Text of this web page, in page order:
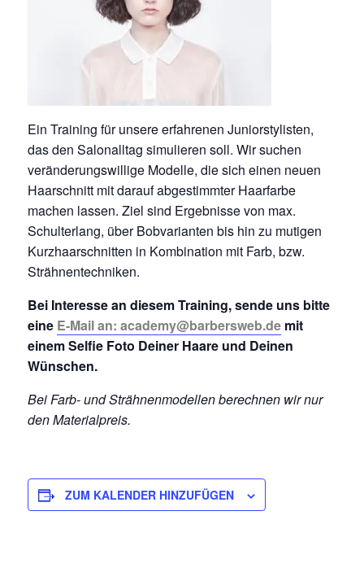
Ein Training für unsere erfahrenen Juniorstylisten,
das den Salonalltag simulieren soll. Wir suchen
veränderungswillige Modelle, die sich einen neuen
Haarschnitt mit darauf abgestimmter Haarfarbe
machen lassen. Ziel sind Ergebnisse von max.
Schulterlang, über Bobvarianten bis hin zu mutigen
Kurzhaarschnitten in Kombination mit Farb, bzw.
Strähnentechniken.
Bei Interesse an diesem Training, sende uns bitte
eine E-Mail an: academy@barbersweb.de mit
einem Selfie Foto Deiner Haare und Deinen
Wünschen.
Bei Farb- und Strähnenmodellen berechnen wir nur
den Materialpreis.
ZUM KALENDER HINZUFÜGEN